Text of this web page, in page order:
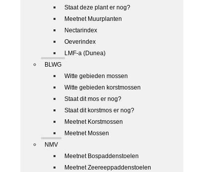
Staat deze plant er nog?
Meetnet Muurplanten
Nectarindex
Oeverindex
LMF-a (Dunea)
BLWG
Witte gebieden mossen
Witte gebieden korstmossen
Staat dit mos er nog?
Staat dit korstmos er nog?
Meetnet Korstmossen
Meetnet Mossen
NMV
Meetnet Bospaddenstoelen
Meetnet Zeereeppaddenstoelen